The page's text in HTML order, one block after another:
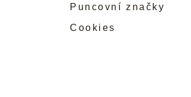
Puncovní značky
Cookies